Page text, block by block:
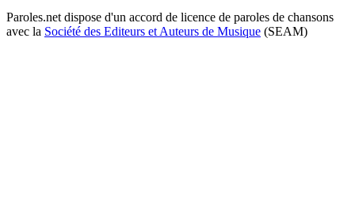
Paroles.net dispose d'un accord de licence de paroles de chansons
avec la Société des Editeurs et Auteurs de Musique (SEAM)